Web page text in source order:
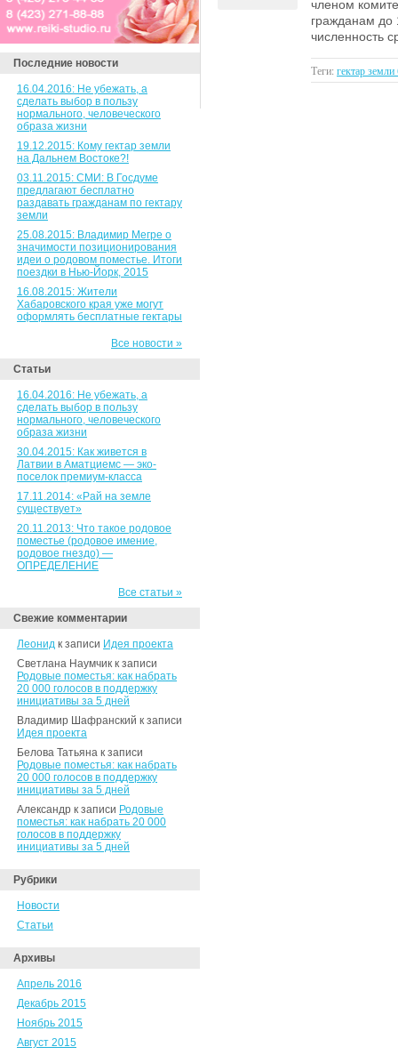
Последние новости
16.04.2016: Не убежать, а
сделать выбор в пользу
нормального, человеческого
образа жизни
19.12.2015: Кому гектар земли
на Дальнем Востоке?!
03.11.2015: СМИ: В Госдуме
предлагают бесплатно
раздавать гражданам по гектару
земли
25.08.2015: Владимир Мегре о
значимости позиционирования
идеи о родовом поместье. Итоги
поездки в Нью-Йорк, 2015
16.08.2015: Жители
Хабаровского края уже могут
оформлять бесплатные гектары
Все новости »
Статьи
16.04.2016: Не убежать, а
сделать выбор в пользу
нормального, человеческого
образа жизни
30.04.2015: Как живется в
Латвии в Аматциемс — эко-
поселок премиум-класса
17.11.2014: «Рай на земле
существует»
20.11.2013: Что такое родовое
поместье (родовое имение,
родовое гнездо) —
ОПРЕДЕЛЕНИЕ
Все статьи »
Свежие комментарии
Леонид к записи Идея проекта
Светлана Наумчик к записи
Родовые поместья: как набрать
20 000 голосов в поддержку
инициативы за 5 дней
Владимир Шафранский к записи
Идея проекта
Белова Татьяна к записи
Родовые поместья: как набрать
20 000 голосов в поддержку
инициативы за 5 дней
Александр к записи Родовые
поместья: как набрать 20 000
голосов в поддержку
инициативы за 5 дней
Рубрики
Новости
Статьи
Архивы
Апрель 2016
Декабрь 2015
Ноябрь 2015
Август 2015
членом
гражданам до
численность
Теги: гектар земли